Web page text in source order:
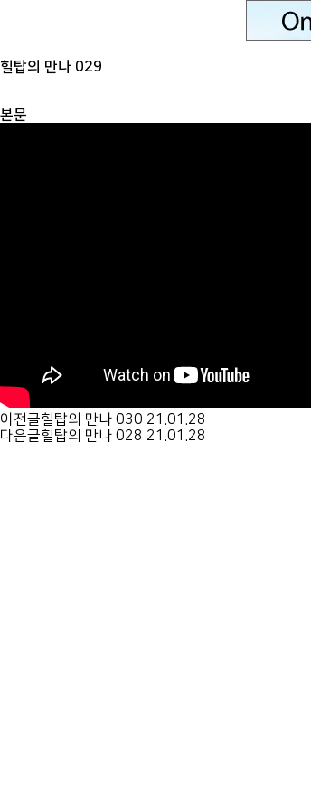
힐탑의 만나 029
본문
이전글힐탑의 만나 030 21.01.28
다음글힐탑의 만나 028 21.01.28